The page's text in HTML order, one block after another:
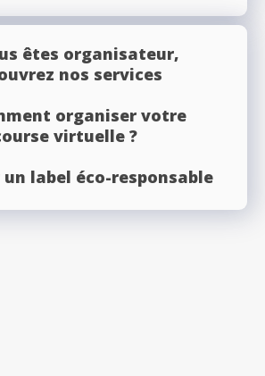
êtes organisateur,
nos services
organiser votre
virtuelle ?
label éco-responsable